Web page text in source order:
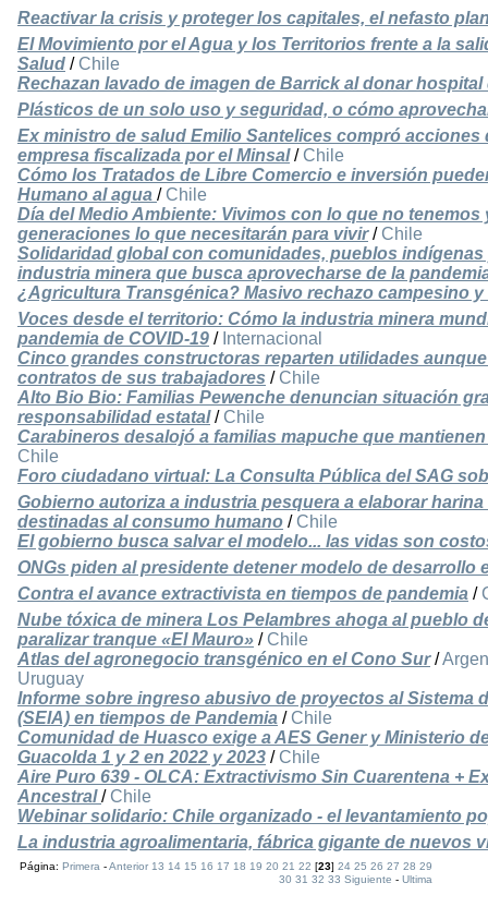
Reactivar la crisis y proteger los capitales, el nefasto
El Movimiento por el Agua y los Territorios frente a la
Salud / Chile
Rechazan lavado de imagen de Barrick al donar
Plásticos de un solo uso y seguridad, o cómo
Ex ministro de salud Emilio Santelices compró
empresa fiscalizada por el Minsal/ Chile
Cómo los Tratados de Libre Comercio e inversión
Humano al agua / Chile
Día del Medio Ambiente: Vivimos con lo que no
generaciones lo que necesitarán para vivir/ Chile
Solidaridad global con comunidades, pueblos
industria minera que busca aprovecharse de la
¿Agricultura Transgénica? Masivo rechazo campesino
Voces desde el territorio: Cómo la industria minera
pandemia de COVID-19 / Internacional
Cinco grandes constructoras reparten utilidades
contratos de sus trabajadores / Chile
Alto Bio Bio: Familias Pewenche denuncian situación
responsabilidad estatal/ Chile
Carabineros desalojó a familias mapuche que
Chile
Foro ciudadano virtual: La Consulta Pública del SAG
Gobierno autoriza a industria pesquera a elaborar
destinadas al consumo humano / Chile
El gobierno busca salvar el modelo... las vidas son
ONGs piden al presidente detener modelo de desarrollo
Contra el avance extractivista en tiempos de pandemia /
Nube tóxica de minera Los Pelambres ahoga al pueblo
paralizar tranque «El Mauro» / Chile
Atlas del agronegocio transgénico en el Cono Sur/
Uruguay
Informe sobre ingreso abusivo de proyectos al Sistema
(SEIA) en tiempos de Pandemia / Chile
Comunidad de Huasco exige a AES Gener y Ministerio
Guacolda 1 y 2 en 2022 y 2023 / Chile
Aire Puro 639 - OLCA: Extractivismo Sin Cuarentena +
Ancestral/ Chile
Webinar solidario: Chile organizado - el levantamiento
La industria agroalimentaria, fábrica gigante de nuevos
Página:Primera -Anterior 13 14 15 16 17 18 19 20 21 22 [23]24 25 26 27 28 29
30 31 32 33 Siguiente -Ultima